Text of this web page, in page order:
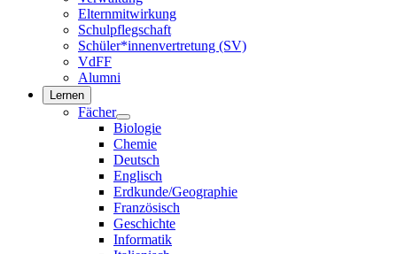
Elternmitwirkung
Schulpflegschaft
Schüler*innenvertretung (SV)
VdFF
Alumni
Lernen
Fächer
Biologie
Chemie
Deutsch
Englisch
Erdkunde/Geographie
Französisch
Geschichte
Informatik